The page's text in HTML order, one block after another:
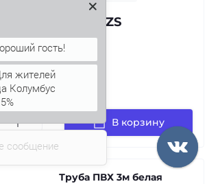
74.47 UZS
В корзину
Труба ПВХ 3м белая
сообщение
жителей
Колумбус